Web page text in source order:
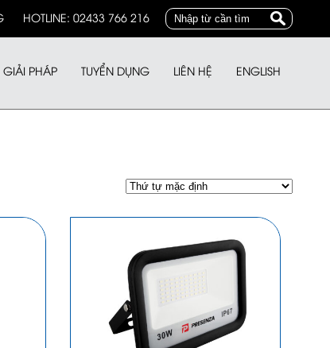
HOTLINE: 02433 766 216
GIẢI PHÁP TUYỂN DỤNG LIÊN HỆ ENGLISH